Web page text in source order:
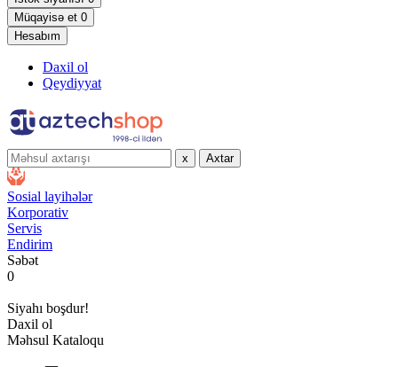
Müqayisə et 0
Hesabım
Daxil ol
Qeydiyyat
x Axtar
Sosial layihələr
Korporativ
Servis
Endirim
Səbət
0
Siyahı boşdur!
Daxil ol
Məhsul Kataloqu